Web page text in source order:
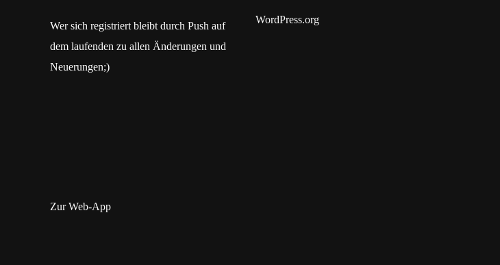
Wer sich registriert bleibt durch Push auf
dem laufenden zu allen Änderungen und
Neuerungen;)
Zur Web-App
WordPress.org